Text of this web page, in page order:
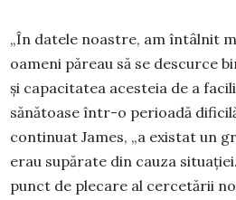
„În datele noastre, am întâlnit
oameni păreau să se descurce
și capacitatea acesteia de a
sănătoase într-o perioadă
continuat James, „a existat un
erau supărate din cauza
punct de plecare al cercetării